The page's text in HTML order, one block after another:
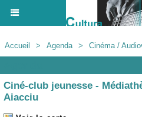
Accueil > Agenda > Cinéma /
Ciné-club jeunesse -
Aiacciu